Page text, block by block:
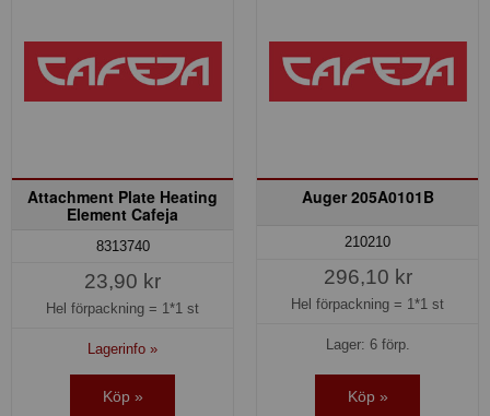
Attachment Plate Heating
Element Cafeja
8313740
23,90 kr
Hel förpackning = 1*1 st
Lagerinfo »
Köp »
Auger 205A0101B
210210
296,10 kr
Hel förpackning = 1*1 st
Lager: 6 förp.
Köp »